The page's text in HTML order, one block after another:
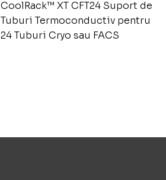
CoolRack™ XT CFT24 Suport de
Tuburi Termoconductiv pentru
24 Tuburi Cryo sau FACS